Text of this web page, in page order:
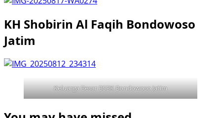
KH Shobirin Al Faqih Bondowoso
Jatim
Keluarga Besar BSBK Bondowoso Jatim